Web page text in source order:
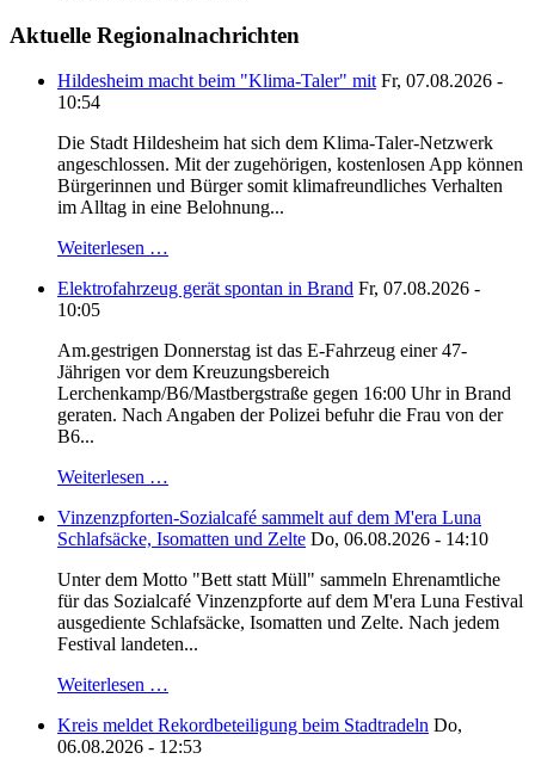
Aktuelle Regionalnachrichten
Hildesheim macht beim "Klima-Taler" mit Fr, 07.08.2026 -
10:54
Die Stadt Hildesheim hat sich dem Klima-Taler-Netzwerk
angeschlossen. Mit der zugehörigen, kostenlosen App können
Bürgerinnen und Bürger somit klimafreundliches Verhalten
im Alltag in eine Belohnung...
Weiterlesen …
Elektrofahrzeug gerät spontan in Brand Fr, 07.08.2026 -
10:05
Am.gestrigen Donnerstag ist das E-Fahrzeug einer 47-
Jährigen vor dem Kreuzungsbereich
Lerchenkamp/B6/Mastbergstraße gegen 16:00 Uhr in Brand
geraten. Nach Angaben der Polizei befuhr die Frau von der
B6...
Weiterlesen …
Vinzenzpforten-Sozialcafé sammelt auf dem M'era Luna
Schlafsäcke, Isomatten und Zelte Do, 06.08.2026 - 14:10
Unter dem Motto "Bett statt Müll" sammeln Ehrenamtliche
für das Sozialcafé Vinzenzpforte auf dem M'era Luna Festival
ausgediente Schlafsäcke, Isomatten und Zelte. Nach jedem
Festival landeten...
Weiterlesen …
Kreis meldet Rekordbeteiligung beim Stadtradeln Do,
06.08.2026 - 12:53